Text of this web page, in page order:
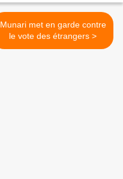
Munari met en garde contre
le vote des étrangers >